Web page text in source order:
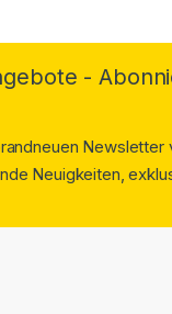
-
Neuigkeiten,